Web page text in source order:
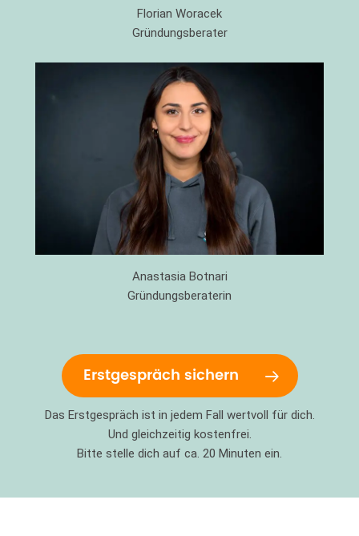
Florian Woracek
Gründungsberater
Anastasia Botnari
Gründungsberaterin
Erstgespräch sichern
Das Erstgespräch ist in jedem Fall wertvoll für dich.
Und gleichzeitig kostenfrei.
Bitte stelle dich auf ca. 20 Minuten ein.